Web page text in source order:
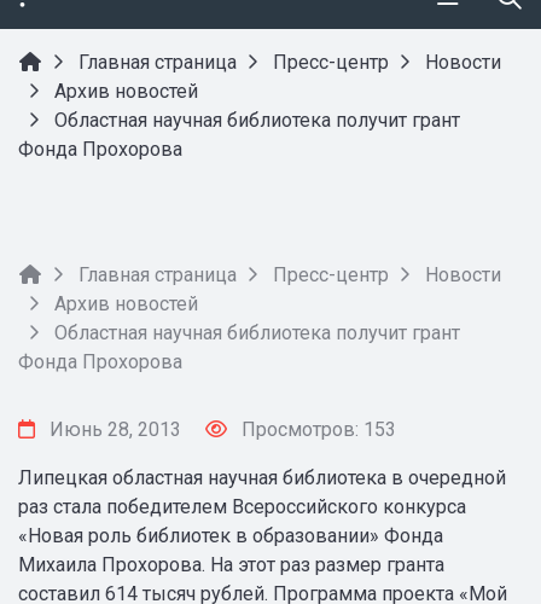
Главная страница Пресс-центр
Новости
Архив новостей
Областная научная библиотека получит грант
Фонда Прохорова
Главная страница Пресс-центр
Новости
Архив новостей
Областная научная библиотека получит грант
Фонда Прохорова
Июнь 28, 2013 Просмотров: 153
Липецкая областная научная библиотека в очередной
раз стала победителем Всероссийского конкурса
«Новая роль библиотек в образовании» Фонда
Михаила Прохорова. На этот раз размер гранта
составил 614 тысяч рублей. Программа проекта «Мой